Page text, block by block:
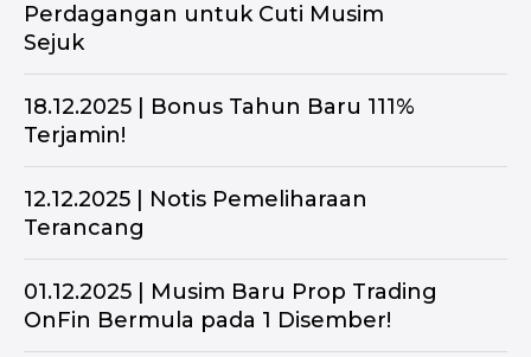
Perdagangan untuk Cuti Musim
Sejuk
18.12.2025 | Bonus Tahun Baru 111%
Terjamin!
12.12.2025 | Notis Pemeliharaan
Terancang
01.12.2025 | Musim Baru Prop Trading
OnFin Bermula pada 1 Disember!